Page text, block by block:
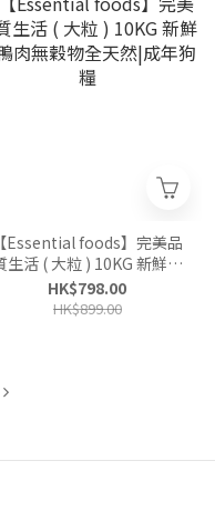
【Essential foods】完美品
生活 ( 大粒 ) 10KG 新鮮雞
鴨肉無穀物全天然|成年狗糧
HK$798.00
HK$899.00